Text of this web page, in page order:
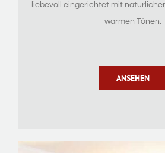
liebevoll eingerichtet mit
warmen Tönen.
ANSEHEN